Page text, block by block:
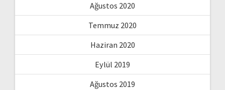
Ağustos 2020
Temmuz 2020
Haziran 2020
Eylül 2019
Ağustos 2019